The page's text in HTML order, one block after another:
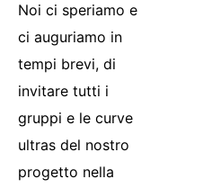
Noi ci speriamo e
ci auguriamo in
tempi brevi, di
invitare tutti i
gruppi e le curve
ultras del nostro
progetto nella